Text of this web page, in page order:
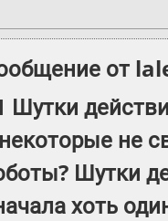
от
Шутки
не
Шутки
хоть